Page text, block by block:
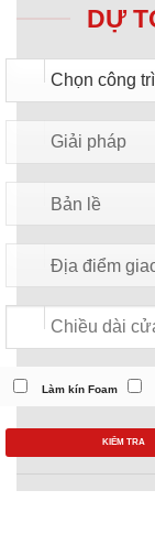
DỰ
Làm kín Foam
KIỂM TRA